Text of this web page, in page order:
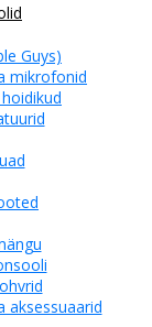
Guys)
mikrofonid
aksessuaarid